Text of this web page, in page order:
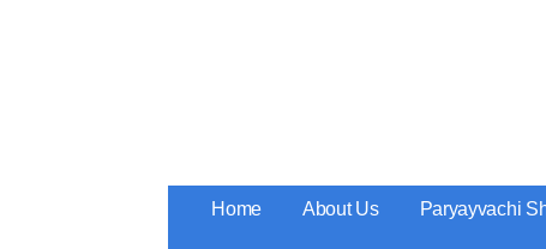
Home About Us Paryayvachi